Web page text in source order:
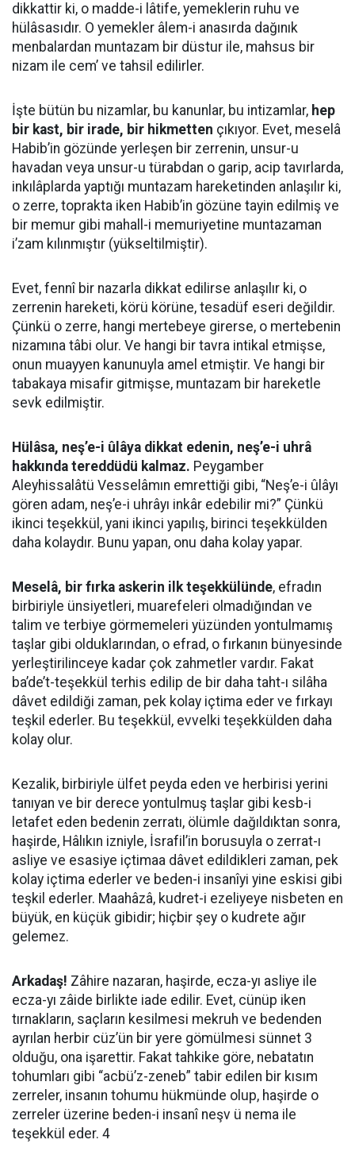
dikkattir ki, o madde-i lâtife, yemeklerin ruhu ve
hülâsasıdır. O yemekler âlem-i anasırda dağınık
menbalardan muntazam bir düstur ile, mahsus bir
nizam ile cem’ ve tahsil edilirler.
İşte bütün bu nizamlar, bu kanunlar, bu intizamlar, hep
bir kast, bir irade, bir hikmetten çıkıyor. Evet, meselâ
Habib’in gözünde yerleşen bir zerrenin, unsur-u
havadan veya unsur-u türabdan o garip, acip tavırlarda,
inkılâplarda yaptığı muntazam hareketinden anlaşılır ki,
o zerre, toprakta iken Habib’in gözüne tayin edilmiş ve
bir memur gibi mahall-i memuriyetine muntazaman
i’zam kılınmıştır (yükseltilmiştir).
Evet, fennî bir nazarla dikkat edilirse anlaşılır ki, o
zerrenin hareketi, körü körüne, tesadüf eseri değildir.
Çünkü o zerre, hangi mertebeye girerse, o mertebenin
nizamına tâbi olur. Ve hangi bir tavra intikal etmişse,
onun muayyen kanunuyla amel etmiştir. Ve hangi bir
tabakaya misafir gitmişse, muntazam bir hareketle
sevk edilmiştir.
Hülâsa, neş’e-i ûlâya dikkat edenin, neş’e-i uhrâ
hakkında tereddüdü kalmaz. Peygamber
Aleyhissalâtü Vesselâmın emrettiği gibi, “Neş’e-i ûlâyı
gören adam, neş’e-i uhrâyı inkâr edebilir mi?” Çünkü
ikinci teşekkül, yani ikinci yapılış, birinci teşekkülden
daha kolaydır. Bunu yapan, onu daha kolay yapar.
Meselâ, bir fırka askerin ilk teşekkülünde, efradın
birbiriyle ünsiyetleri, muarefeleri olmadığından ve
talim ve terbiye görmemeleri yüzünden yontulmamış
taşlar gibi olduklarından, o efrad, o fırkanın bünyesinde
yerleştirilinceye kadar çok zahmetler vardır. Fakat
ba’de’t-teşekkül terhis edilip de bir daha taht-ı silâha
dâvet edildiği zaman, pek kolay içtima eder ve fırkayı
teşkil ederler. Bu teşekkül, evvelki teşekkülden daha
kolay olur.
Kezalik, birbiriyle ülfet peyda eden ve herbirisi yerini
tanıyan ve bir derece yontulmuş taşlar gibi kesb-i
letafet eden bedenin zerratı, ölümle dağıldıktan sonra,
haşirde, Hâlıkın izniyle, İsrafil’in borusuyla o zerrat-ı
asliye ve esasiye içtimaa dâvet edildikleri zaman, pek
kolay içtima ederler ve beden-i insanîyi yine eskisi gibi
teşkil ederler. Maahâzâ, kudret-i ezeliyeye nisbeten en
büyük, en küçük gibidir; hiçbir şey o kudrete ağır
gelemez.
Arkadaş! Zâhire nazaran, haşirde, ecza-yı asliye ile
ecza-yı zâide birlikte iade edilir. Evet, cünüp iken
tırnakların, saçların kesilmesi mekruh ve bedenden
ayrılan herbir cüz’ün bir yere gömülmesi sünnet 3
olduğu, ona işarettir. Fakat tahkike göre, nebatatın
tohumları gibi “acbü’z-zeneb” tabir edilen bir kısım
zerreler, insanın tohumu hükmünde olup, haşirde o
zerreler üzerine beden-i insanî neşv ü nema ile
teşekkül eder. 4